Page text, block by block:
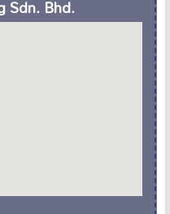
Sdn. Bhd.